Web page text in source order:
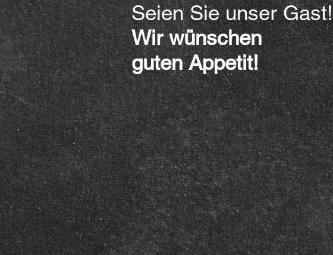
Seien Sie unser Gast!
Wir wünschen
guten Appetit!